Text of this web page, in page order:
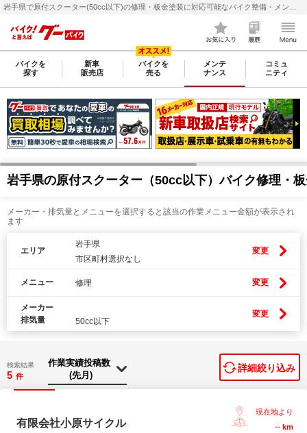
バイクを
探す
新車
販売店
バイクを
売る
メンテ
ナンス
コミュ
ニティ
岩手県の原付スクーター（50cc以下）バイク修理・
メーカー・排気量とメニューを選択すると該当の作業メニュー金額が表示され
ます
エリア
岩手県
市区町村選択なし
変更
メニュー 修理 変更
メーカー
排気量
50cc以下
変更
検索結果
5 件
詳細絞り込み
有限会社小原サイクル
現在地より
-- km